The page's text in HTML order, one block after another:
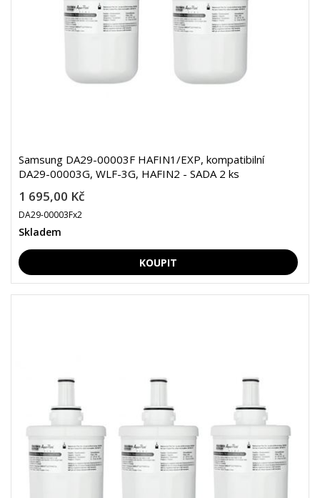
Samsung DA29-00003F HAFIN1/EXP, kompatibilní
DA29-00003G, WLF-3G, HAFIN2 - SADA 2 ks
1 695,00 Kč
DA29-00003Fx2
Skladem